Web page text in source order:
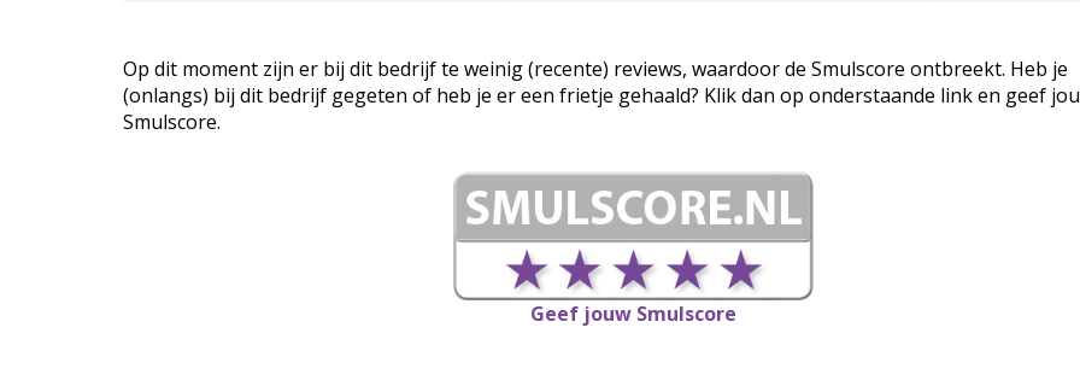
Op dit moment zijn er bij dit bedrijf te weinig (recente) reviews, waardoor de Smulscore ontbreekt. Heb je
(onlangs) bij dit bedrijf gegeten of heb je er een frietje gehaald? Klik dan op onderstaande link en geef
Smulscore.
Geef jouw Smulscore